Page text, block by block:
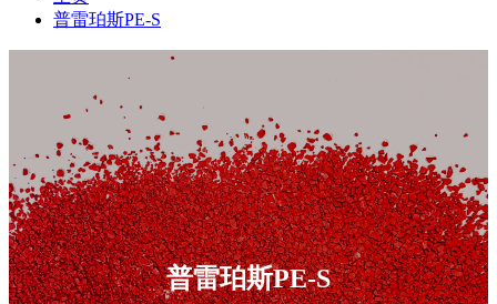
普雷珀斯PE-S
普雷珀斯PE-S